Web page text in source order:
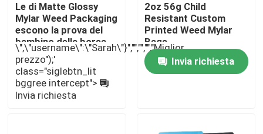
Casa
Le di Matte Glossy
Mylar Weed Packaging
escono la prova del
bambino della borsa
\",\"username\":\"Sarah\"}","","","","Miglior
prezzo");'
class="siglebtn_lit
bggree intercept">
Invia richiesta
2oz 56g Child
Resistant Custom
Printed Weed Mylar
Bags
Invia richiesta